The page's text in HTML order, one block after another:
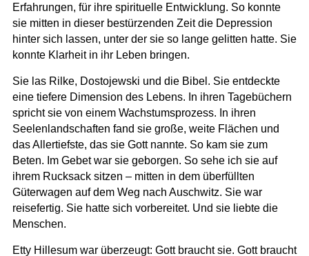
Erfahrungen, für ihre spirituelle Entwicklung. So konnte
sie mitten in dieser bestürzenden Zeit die Depression
hinter sich lassen, unter der sie so lange gelitten hatte. Sie
konnte Klarheit in ihr Leben bringen.
Sie las Rilke, Dostojewski und die Bibel. Sie entdeckte
eine tiefere Dimension des Lebens. In ihren Tagebüchern
spricht sie von einem Wachstumsprozess. In ihren
Seelenlandschaften fand sie große, weite Flächen und
das Allertiefste, das sie Gott nannte. So kam sie zum
Beten. Im Gebet war sie geborgen. So sehe ich sie auf
ihrem Rucksack sitzen – mitten in dem überfüllten
Güterwagen auf dem Weg nach Auschwitz. Sie war
reisefertig. Sie hatte sich vorbereitet. Und sie liebte die
Menschen.
Etty Hillesum war überzeugt: Gott braucht sie. Gott braucht